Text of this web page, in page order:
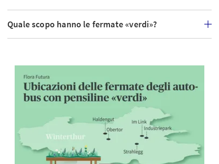
Il sentiero esperienziale
avvicina le giovani
visitatori alla biodiversità
in modo ludico. La volpe
AXA guida in modalità
digitale attraverso sei
Da noi, vince chi impara!
Con un pizzico di fortuna,
chi percorre il sentiero
esperienziale, ascolta con
attenzione i racconti della
volpe AXA e risponde a
tutte le domande del
Quale scopo hanno le fermate «verdi»?